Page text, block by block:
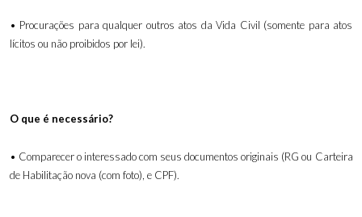
• Procurações para qualquer outros atos da Vida Civil (somente para atos
lícitos ou não proibidos por lei).
O que é necessário?
• Comparecer o interessado com seus documentos originais (RG ou Carteira
de Habilitação nova (com foto), e CPF).